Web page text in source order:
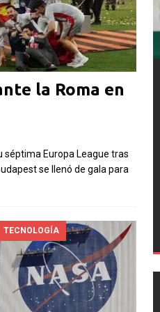
la Roma en
séptima Europa League tras
se llenó de gala para
TECNOLOGÍA
asiático se suma al
nuevo capítulo este viernes,